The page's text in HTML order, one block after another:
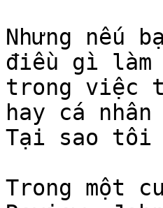
Nhưng nếu
điều gì làm
trong việc
hay cá
Tại sao tôi
Trong một